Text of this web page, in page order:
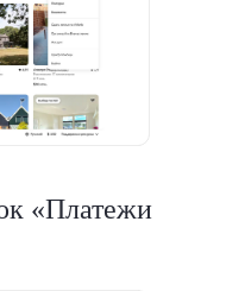
«Платежи